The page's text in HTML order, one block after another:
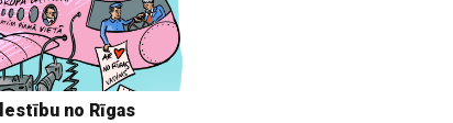
no Rīgas